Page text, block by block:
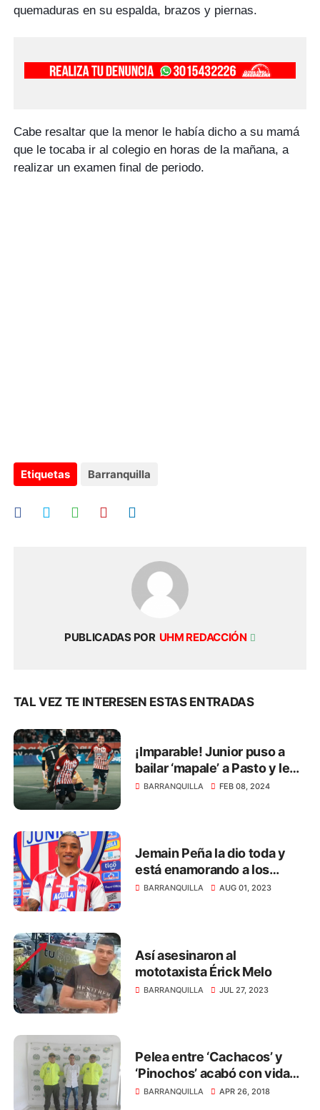
quemaduras en su espalda, brazos y piernas.
Cabe resaltar que la menor le había dicho a su mamá
que le tocaba ir al colegio en horas de la mañana, a
realizar un examen final de periodo.
Etiquetas Barranquilla
PUBLICADAS POR UHM REDACCIÓN
TAL VEZ TE INTERESEN ESTAS ENTRADAS
¡Imparable! Junior puso a
bailar ‘mapale’ a Pasto y le
ganó 2 - 0
BARRANQUILLA FEB 08, 2024
Jemain Peña la dio toda y
está enamorando a los
hinchas del Junior
BARRANQUILLA AUG 01, 2023
Así asesinaron al
mototaxista Érick Melo
BARRANQUILLA JUL 27, 2023
Pelea entre ‘Cachacos’ y
‘Pinochos’ acabó con vida
de niño venezolano
BARRANQUILLA APR 26, 2018